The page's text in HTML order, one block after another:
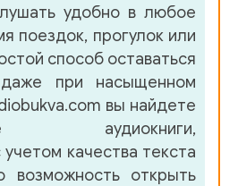
удобно в любое
поездок, прогулок или
способ оставаться
при насыщенном
вы найдете
аудиокниги,
качества текста
возможность открыть